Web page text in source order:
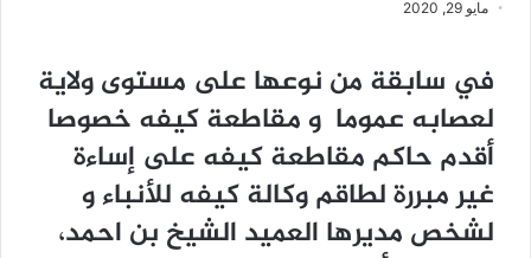
مايو 29, 2020
في سابقة من نوعها على مستوى ولاية
لعصابه عموما و مقاطعة كيفه خصوصا
أقدم ﺣﺎﻛﻢ ﻣﻘﺎﻃﻌﺔ ﻛﻴﻔﻪ على ﺇﺳﺎﺀﺓ
ﻏﻴﺮ ﻣﺒﺮﺭﺓ ﻟﻄﺎﻗﻢ ﻭﻛﺎﻟﺔ ﻛﻴﻔﻪ ﻟﻸﻧﺒﺎﺀ ﻭ
ﻟﺸﺨﺺ ﻣﺪﻳﺮﻫﺎ ﺍﻟﻌﻤﻴﺪ ﺍﻟﺸﻴﺦ ﺑﻦ ﺍﺣﻤﺪ،